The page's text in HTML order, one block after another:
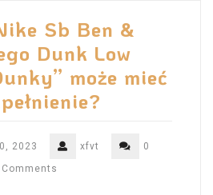
Sb Ben &
Dunk Low
może mieć
2023 xfvt
0
Comments